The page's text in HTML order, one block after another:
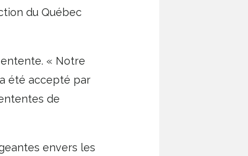
du Québec
« Notre
été accepté par
de
envers les